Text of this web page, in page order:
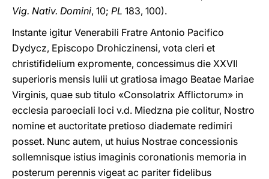
Vig. Nativ. Domini, 10; PL 183, 100).
Instante igitur Venerabili Fratre Antonio Pacifico
Dydycz, Episcopo Drohiczinensi, vota cleri et
christifidelium expromente, concessimus die XXVII
superioris mensis Iulii ut gratiosa imago Beatae Mariae
Virginis, quae sub titulo «Consolatrix Afflictorum» in
ecclesia paroeciali loci v.d. Miedzna pie colitur, Nostro
nomine et auctoritate pretioso diademate redimiri
posset. Nunc autem, ut huius Nostrae concessionis
sollemnisque istius imaginis coronationis memoria in
posterum perennis vigeat ac pariter fidelibus